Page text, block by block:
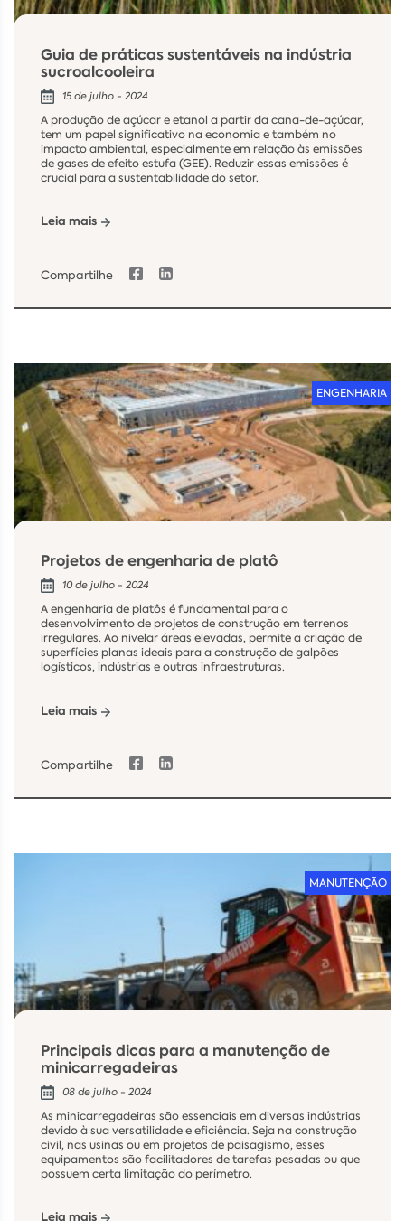
Guia de práticas sustentáveis na indústria
sucroalcooleira
15 de julho - 2024
A produção de açúcar e etanol a partir da cana-de-açúcar,
tem um papel significativo na economia e também no
impacto ambiental, especialmente em relação às emissões
de gases de efeito estufa (GEE). Reduzir essas emissões é
crucial para a sustentabilidade do setor.
Leia mais
Compartilhe
ENGENHARIA
Projetos de engenharia de platô
10 de julho - 2024
A engenharia de platôs é fundamental para o
desenvolvimento de projetos de construção em terrenos
irregulares. Ao nivelar áreas elevadas, permite a criação de
superfícies planas ideais para a construção de galpões
logísticos, indústrias e outras infraestruturas.
Leia mais
Compartilhe
MANUTENÇÃO
Principais dicas para a manutenção de
minicarregadeiras
08 de julho - 2024
As minicarregadeiras são essenciais em diversas indústrias
devido à sua versatilidade e eficiência. Seja na construção
civil, nas usinas ou em projetos de paisagismo, esses
equipamentos são facilitadores de tarefas pesadas ou que
possuem certa limitação do perímetro.
Leia mais